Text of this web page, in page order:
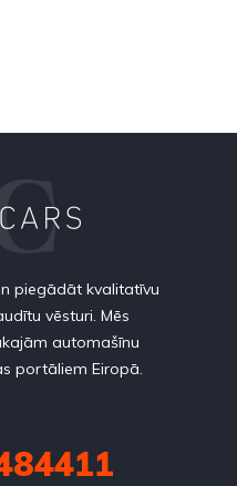
piegādāt kvalitatīvu
vēsturi. Mēs
automašīnu
portāliem Eiropā.